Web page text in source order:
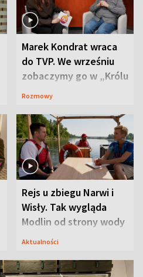
Marek Kondrat wraca
do TVP. We wrześniu
zobaczymy go w „Królu
Maciusiu I”
Rozmowy
Rejs u zbiegu Narwi i
Wisły. Tak wygląda
Modlin od strony wody
Aktualności